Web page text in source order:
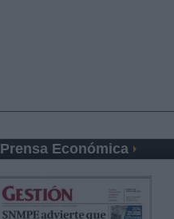
Prensa Económica